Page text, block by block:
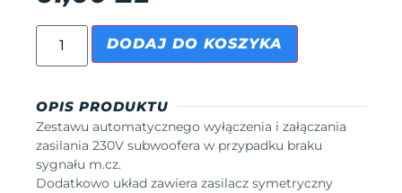
DODAJ DO KOSZYKA
OPIS PRODUKTU
Zestawu automatycznego wyłączenia i załączania
zasilania 230V subwoofera w przypadku braku
sygnału m.cz.
Dodatkowo układ zawiera zasilacz symetryczny